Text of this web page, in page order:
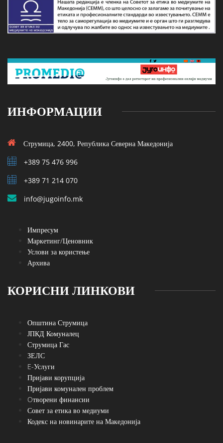
ИНФОРМАЦИИ
Струмица, 2400, Република Северна Македонија
+389 75 476 996
+389 71 214 070
info@jugoinfo.mk
Импресум
Маркетинг/Ценовник
Услови за користење
Архива
КОРИСНИ ЛИНКОВИ
Општина Струмица
ЈПКД Комуналец
Струмица Гас
ЗЕЛС
E-Услуги
Пријави корупција
Пријави комунален проблем
Oтворени финансии
Совет за етика во медиуми
Кодекс на новинарите на Македонија